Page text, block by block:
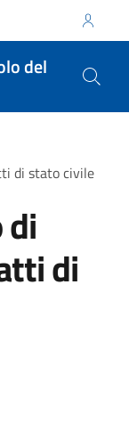
del
di stato civile
di
di